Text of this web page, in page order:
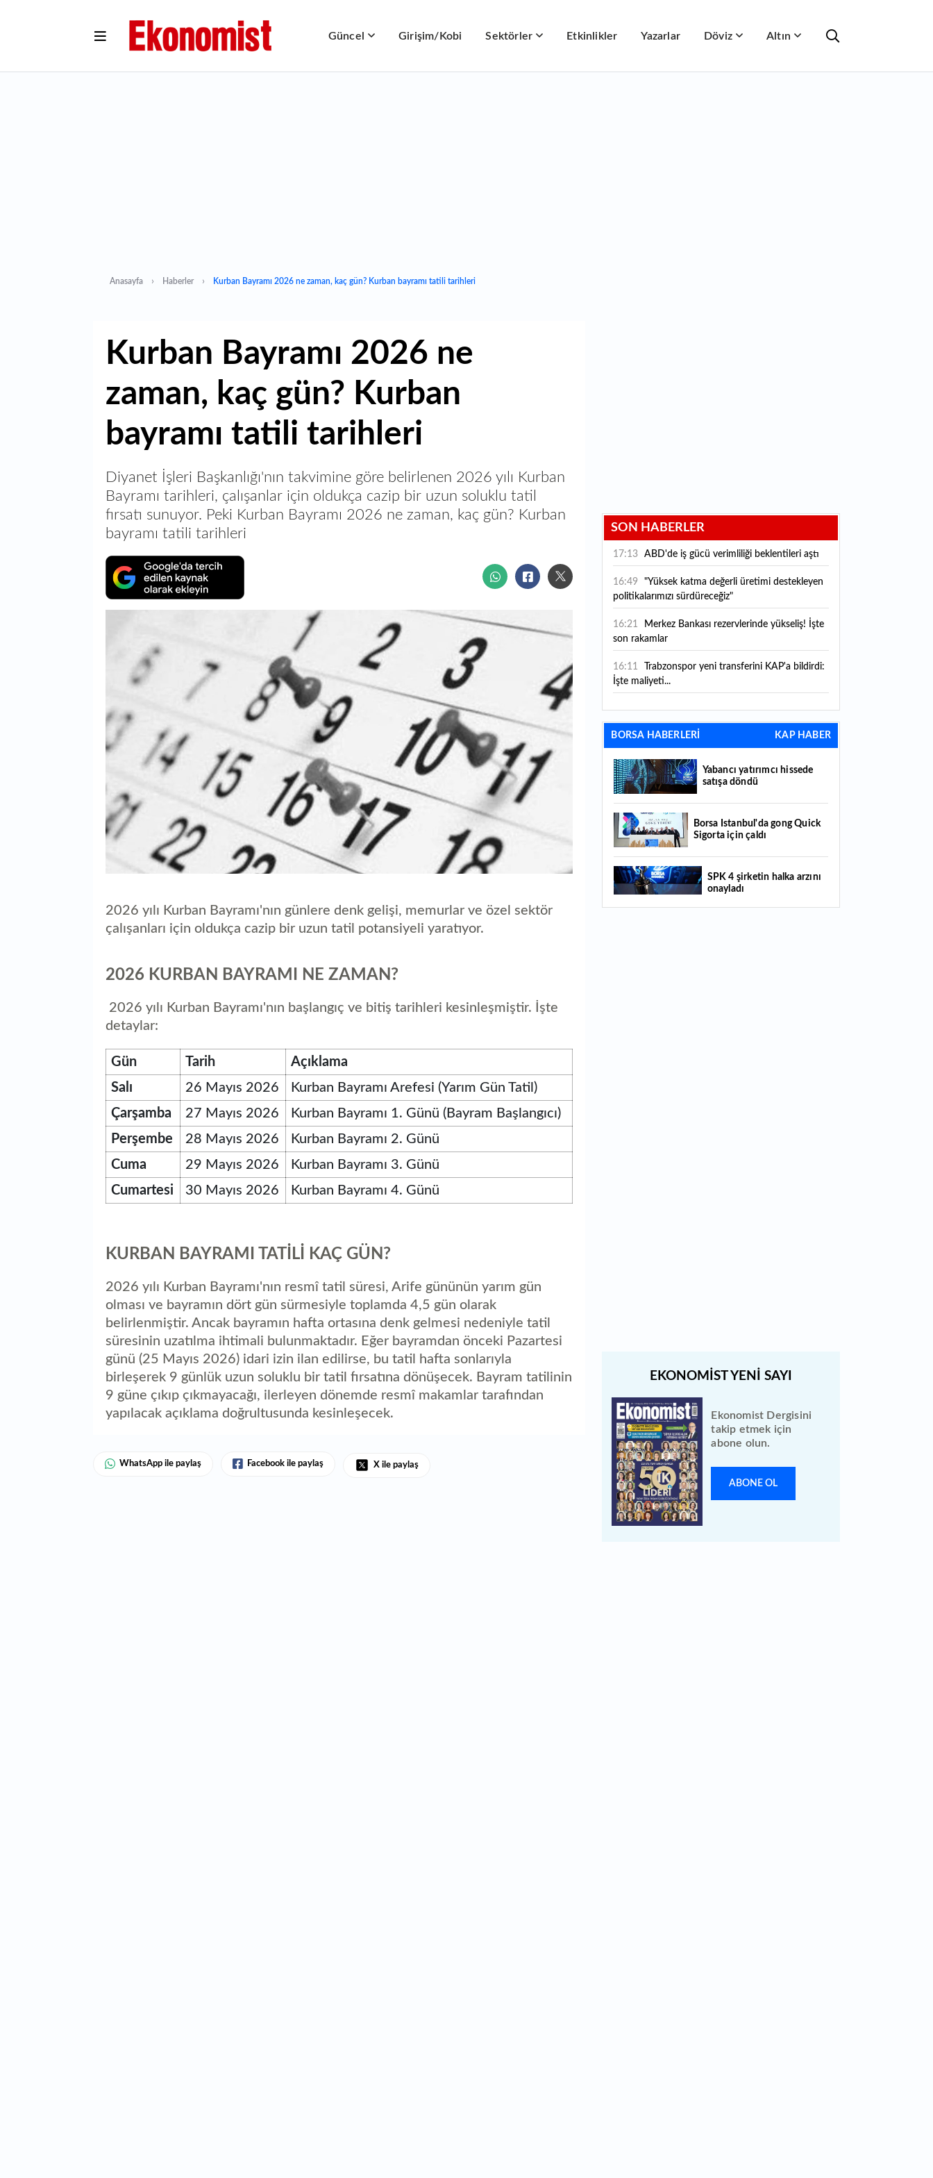
Güncel Girişim/Kobi Sektörler Etkinlikler Yazarlar Döviz Altın
Anasayfa Haberler Kurban Bayramı 2026 ne zaman, kaç gün? Kurban bayramı tatili tarihleri
Kurban Bayramı 2026 ne
zaman, kaç gün? Kurban
bayramı tatili tarihleri
Diyanet İşleri Başkanlığı'nın takvimine göre belirlenen 2026 yılı Kurban
Bayramı tarihleri, çalışanlar için oldukça cazip bir uzun soluklu tatil
fırsatı sunuyor. Peki Kurban Bayramı 2026 ne zaman, kaç gün? Kurban
bayramı tatili tarihleri
2026 yılı Kurban Bayramı'nın günlere denk gelişi, memurlar ve özel sektör
çalışanları için oldukça cazip bir uzun tatil potansiyeli yaratıyor.
2026 KURBAN BAYRAMI NE ZAMAN?
2026 yılı Kurban Bayramı'nın başlangıç ve bitiş tarihleri kesinleşmiştir. İşte
detaylar:
Gün Tarih
Açıklama
Salı
26 Mayıs 2026
Kurban Bayramı Arefesi (Yarım Gün Tatil)
Çarşamba
27 Mayıs 2026
Kurban Bayramı 1. Günü (Bayram Başlangıcı)
Perşembe
28 Mayıs 2026
Kurban Bayramı 2. Günü
Cuma
29 Mayıs 2026
Kurban Bayramı 3. Günü
Cumartesi
30 Mayıs 2026 Kurban Bayramı 4. Günü
KURBAN BAYRAMI TATİLİ KAÇ GÜN?
2026 yılı Kurban Bayramı'nın resmî tatil süresi, Arife gününün yarım gün
olması ve bayramın dört gün sürmesiyle toplamda 4,5 gün olarak
belirlenmiştir. Ancak bayramın hafta ortasına denk gelmesi nedeniyle tatil
süresinin uzatılma ihtimali bulunmaktadır. Eğer bayramdan önceki Pazartesi
günü (25 Mayıs 2026) idari izin ilan edilirse, bu tatil hafta sonlarıyla
birleşerek 9 günlük uzun soluklu bir tatil fırsatına dönüşecek. Bayram tatilinin
9 güne çıkıp çıkmayacağı, ilerleyen dönemde resmî makamlar tarafından
yapılacak açıklama doğrultusunda kesinleşecek.
WhatsApp ile paylaş Facebook ile paylaş X ile paylaş
SON HABERLER
17:13 ABD'de iş gücü verimliliği beklentileri aştı
16:49
"Yüksek katma değerli üretimi destekleyen
politikalarımızı sürdüreceğiz"
16:21
son rakamlar
16:11
İşte maliyeti...
16:09 TMO 2026-2027 fındık alım fiyatlarını
açıkladı!
geriledi
15:07 Yabancı yatırımcı hissede satışa döndü
14:39
liraya geriledi
14:29 Türkiye'de her 4 kişiden 3'ü internet
bankacılığı kullanıyor
14:26 Türkiye'nin 2026 dijital karnesi: En çok
BORSA HABERLERİ KAP HABER
Yabancı yatırımcı hissede
satışa döndü
Borsa İstanbul'da gong Quick
Sigorta için çaldı
SPK 4 şirketin halka arzını
onayladı
Ekonomist Dergisini
takip etmek için
abone olun.
ABONE OL